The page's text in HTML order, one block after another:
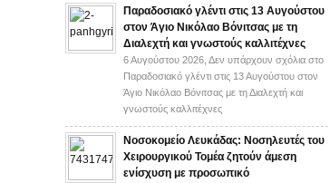
Παραδοσιακό γλέντι στις 13 Αυγούστου
στον Άγιο Νικόλαο Βόνιτσας με τη
Διαλεχτή και γνωστούς καλλιτέχνες
6 Αυγούστου 2026, Δεν υπάρχουν σχόλια στο
Παραδοσιακό γλέντι στις 13 Αυγούστου στον
Άγιο Νικόλαο Βόνιτσας με τη Διαλεχτή και
γνωστούς καλλιτέχνες
Νοσοκομείο Λευκάδας: Νοσηλευτές του
Χειρουργικού Τομέα ζητούν άμεση
ενίσχυση με προσωπικό